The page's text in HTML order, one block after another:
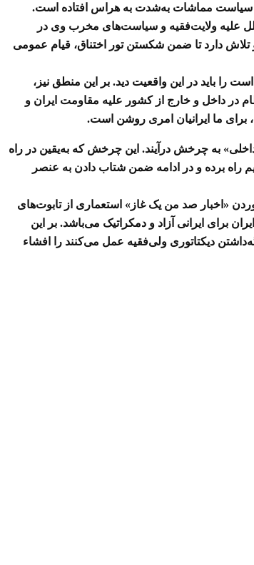
سیاست مماشات به‌شدت به هراس افتاده است.
علیه ولایت‌فقیه و سیاست‌های مخرب وی در
دارد تا ضمن شکستن تور اختناق، قیام عمومی
را باید در این واقعیت دید. بر این منطق نیز،
در داخل و خارج از کشور علیه مقاومت ایران و
برای ما ایرانیان امری روشن است.
» به چرخش درآیند. این چرخش که به‌یقین در راه
راه برده و در ادامه ضمن شتاب دادن به عنصر
«اخبار صد من یک غاز» استعماری از تابوت‌های
برای ایرانی آزاد و دمکراتیک می‌باشد. بر این
دیکتاتوری ولی‌فقیه عمل می‌کنند را افشاء